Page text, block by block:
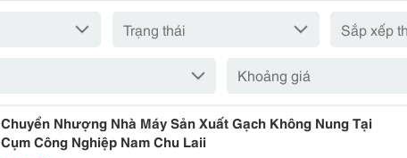
Khoảng giá
Chuyển Nhượng Nhà Máy Sản Xuất Gạch Không Nung Tại
Cụm Công Nghiệp Nam Chu Laii